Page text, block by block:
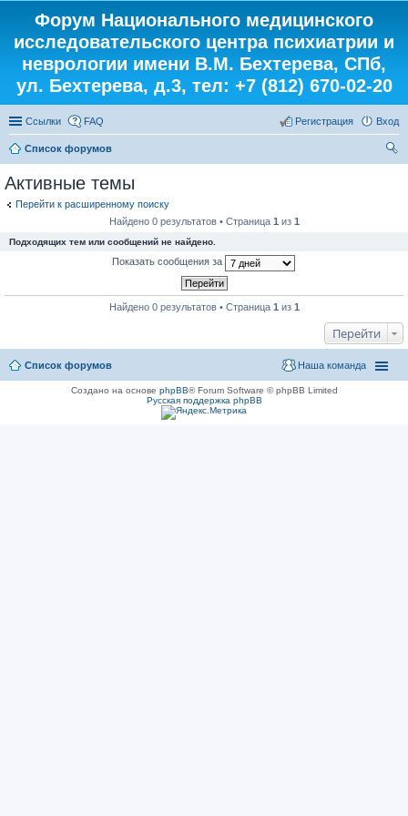
Форум Национального медицинского
исследовательского центра психиатрии и
неврологии имени В.М. Бехтерева, СПб,
ул. Бехтерева, д.3, тел: +7 (812) 670-02-20
Ссылки FAQ Вход
Регистрация
Список форумов
Активные темы
Перейти к расширенному поиску
Найдено 0 результатов • Страница 1 из 1
Подходящих тем или сообщений не найдено.
Показать сообщения за
Найдено 0 результатов • Страница 1 из 1
Перейти
Список форумов Наша команда
Создано на основе phpBB® Forum Software © phpBB Limited
Русская поддержка phpBB